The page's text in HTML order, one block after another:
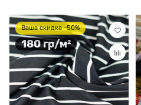
Ваша скидка -50%
180 гр/м²